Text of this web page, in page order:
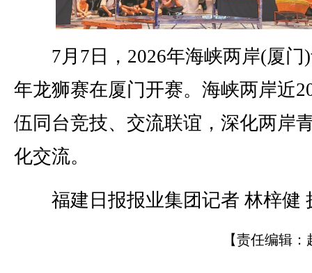
7月7日，2026年海峡两岸(厦门
年龙狮赛在厦门开赛。海峡两岸近
伍同台竞技、交流联谊，深化两岸
化交流。
福建日报报业集团记者 林梓健
【责任编辑：